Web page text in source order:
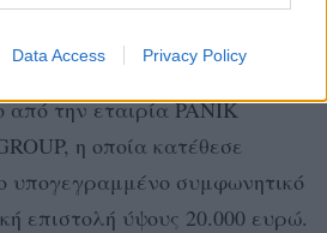
Data Access Privacy Policy
συμφωνητικό
την εταιρία PANIK
η οποία κατέθεσε
υπογεγραμμένο συμφωνητικό
επιστολή ύψους 20.000 ευρώ.